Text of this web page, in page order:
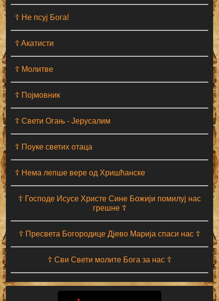
☦ Не псуј Бога!
☦ Aкатисти
☦ Молитве
☦ Појмовник
☦ Свети Огањ - Јерусалим
☦ Поуке светих отаца
☦ Нема лепше вере од Хришћанске
☦ Господе Исусе Христе Сине Божији помилуј нас
грешне ☦
☦ Пресвета Богородице Дјево Марија спаси нас ☦
☦ Сви Свети молите Бога за нас ☦